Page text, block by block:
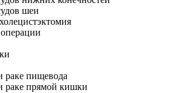
шеи
раке пищевода
раке прямой кишки